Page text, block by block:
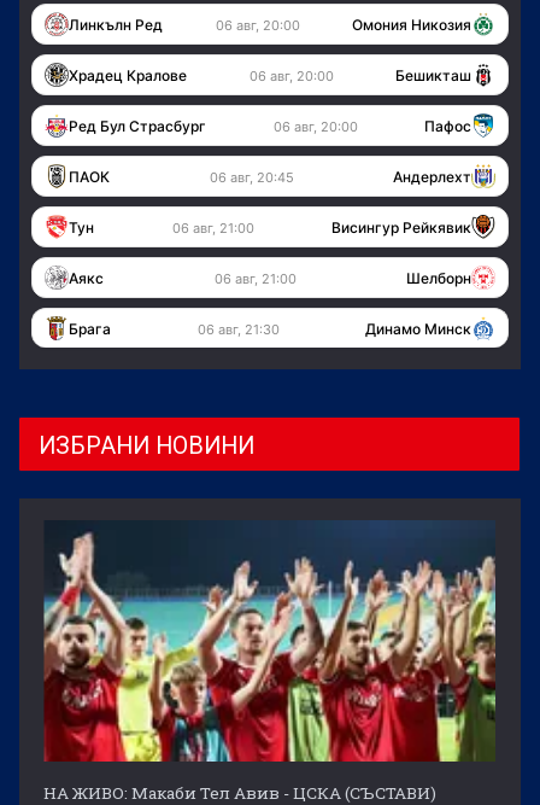
Линкълн Ред 06 авг, 20:00 Омония Никозия
Храдец Кралове 06 авг, 20:00 Бешикташ
Ред Бул Страсбург 06 авг, 20:00 Пафос
ПАОК 06 авг, 20:45 Андерлехт
Тун 06 авг, 21:00 Висингур Рейкявик
Аякс 06 авг, 21:00 Шелборн
Брага 06 авг, 21:30 Динамо Минск
ИЗБРАНИ НОВИНИ
НА ЖИВО: Макаби Тел Авив - ЦСКА (СЪСТАВИ)